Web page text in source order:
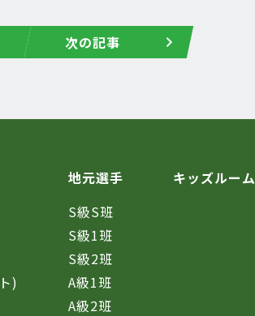
次の記事
)
地元選手
S級S班
S級1班
S級2班
A級1班
A級2班
キッズルーム